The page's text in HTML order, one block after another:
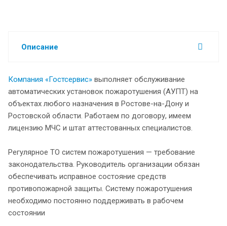
Описание
Компания «Гостсервис» выполняет обслуживание
автоматических установок пожаротушения (АУПТ) на
объектах любого назначения в Ростове-на-Дону и
Ростовской области. Работаем по договору, имеем
лицензию МЧС и штат аттестованных специалистов.
Регулярное ТО систем пожаротушения — требование
законодательства. Руководитель организации обязан
обеспечивать исправное состояние средств
противопожарной защиты. Систему пожаротушения
необходимо постоянно поддерживать в рабочем
состоянии